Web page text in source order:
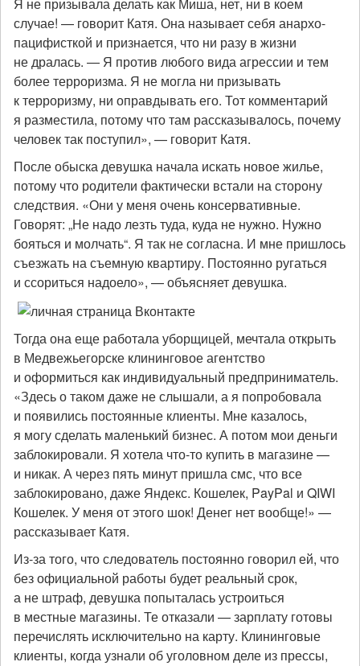
Я не призывала делать как Миша, нет, ни в коем
случае! — говорит Катя. Она называет себя анархо-
пацифисткой и признается, что ни разу в жизни
не дралась. — Я против любого вида агрессии и тем
более терроризма. Я не могла ни призывать
к терроризму, ни оправдывать его. Тот комментарий
я разместила, потому что там рассказывалось, почему
человек так поступил», — говорит Катя.
После обыска девушка начала искать новое жилье,
потому что родители фактически встали на сторону
следствия. «Они у меня очень консервативные.
Говорят: „Не надо лезть туда, куда не нужно. Нужно
бояться и молчать“. Я так не согласна. И мне пришлось
съезжать на съемную квартиру. Постоянно ругаться
и ссориться надоело», — объясняет девушка.
Тогда она еще работала уборщицей, мечтала открыть
в Медвежьегорске клининговое агентство
и оформиться как индивидуальный предприниматель.
«Здесь о таком даже не слышали, а я попробовала
и появились постоянные клиенты. Мне казалось,
я могу сделать маленький бизнес. А потом мои деньги
заблокировали. Я хотела что-то купить в магазине —
и никак. А через пять минут пришла смс, что все
заблокировано, даже Яндекс. Кошелек, PayPal и QIWI
Кошелек. У меня от этого шок! Денег нет вообще!» —
рассказывает Катя.
Из-за того, что следователь постоянно говорил ей, что
без официальной работы будет реальный срок,
а не штраф, девушка попыталась устроиться
в местные магазины. Те отказали — зарплату готовы
перечислять исключительно на карту. Клининговые
клиенты, когда узнали об уголовном деле из прессы,